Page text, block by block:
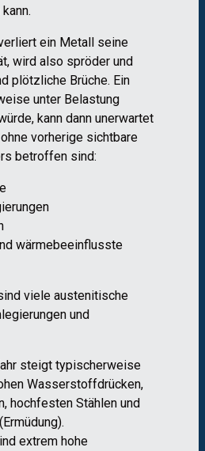
ein Metall seine
wird also spröder und
plötzliche Brüche. Ein
unter Belastung
kann dann unerwartet
vorherige sichtbare
betroffen sind:
wärmebeeinflusste
viele austenitische
und
steigt typischerweise
Wasserstoffdrücken,
hochfesten Stählen und
extrem hohe